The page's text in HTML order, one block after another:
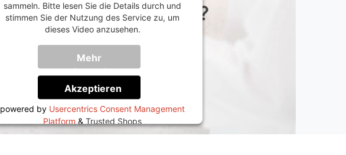
sammeln. Bitte lesen Sie die Details durch und
stimmen Sie der Nutzung des Service zu, um
dieses Video anzusehen.
Mehr
Informationen
Akzeptieren
powered by Usercentrics Consent Management
Platform&Trusted Shops